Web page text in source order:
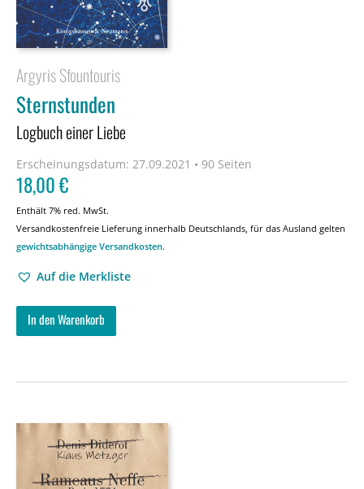
Argyris Sfountouris
Sternstunden
Logbuch einer Liebe
Erscheinungsdatum: 27.09.2021 • 90 Seiten
18,00€
Enthält 7% red. MwSt.
Versandkostenfreie Lieferung innerhalb Deutschlands, für das Ausland gelten
gewichtsabhängige Versandkosten.
Auf die Merkliste
In den Warenkorb